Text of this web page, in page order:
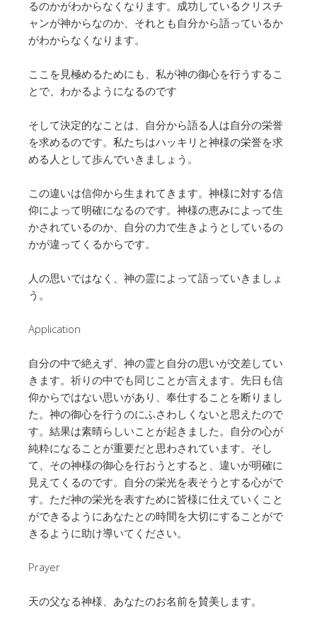
るのかがわからなくなります。成功しているクリスチ
ャンが神からなのか、それとも自分から語っているか
がわからなくなります。
ここを見極めるためにも、私が神の御心を行うするこ
とで、わかるようになるのです
そして決定的なことは、自分から語る人は自分の栄誉
を求めるのです。私たちはハッキリと神様の栄誉を求
める人として歩んでいきましょう。
この違いは信仰から生まれてきます。神様に対する信
仰によって明確になるのです。神様の恵みによって生
かされているのか、自分の力で生きようとしているの
かが違ってくるからです。
人の思いではなく、神の霊によって語っていきましょ
う。
Application
自分の中で絶えず、神の霊と自分の思いが交差してい
きます。祈りの中でも同じことが言えます。先日も信
仰からではない思いがあり、奉仕することを断りまし
た。神の御心を行うのにふさわしくないと思えたので
す。結果は素晴らしいことが起きました。自分の心が
純粋になることが重要だと思わされています。そし
て、その神様の御心を行おうとすると、違いが明確に
見えてくるのです。自分の栄光を表そうとする心がで
す。ただ神の栄光を表すために皆様に仕えていくこと
ができるようにあなたとの時間を大切にすることがで
きるように助け導いてください。
Prayer
天の父なる神様、あなたのお名前を賛美します。